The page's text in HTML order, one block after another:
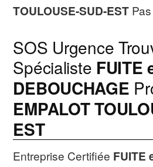
TOULOUSE-SUD-EST
SOS Urgence
Spécialiste FUITE
DEBOUCHAGE
EMPALOT
EST
Entreprise Certifiée FUITE